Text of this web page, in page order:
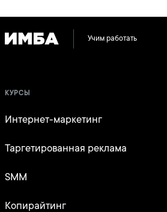
Учим работать
КУРСЫ
Интернет-маркетинг
Таргетированная реклама
SMM
Копирайтинг